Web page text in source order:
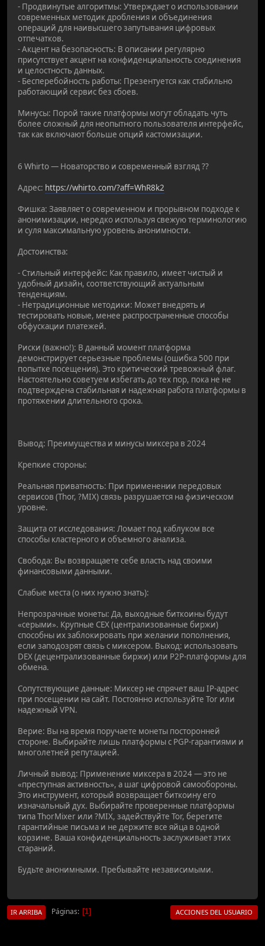
- Продвинутые алгоритмы: Утверждает о использовании
современных методик дробления и объединения
операций для наивысшего запутывания цифровых
отпечатков.
- Акцент на безопасность: В описании регулярно
присутствует акцент на конфиденциальность соединения
и целостность данных.
- Бесперебойность работы: Презентуется как стабильно
работающий сервис без сбоев.
Минусы: Порой такие платформы могут обладать чуть
более сложный для неопытного пользователя интерфейс,
так как включают больше опций кастомизации.
6 Whirto — Новаторство и современный взгляд ??
Адрес: https://whirto.com/?aff=WhR8k2
Фишка: Заявляет о современном и прорывном подходе к
анонимизации, нередко используя свежую терминологию
и суля максимальную уровень анонимности.
Достоинства:
- Стильный интерфейс: Как правило, имеет чистый и
удобный дизайн, соответствующий актуальным
тенденциям.
- Нетрадиционные методики: Может внедрять и
тестировать новые, менее распространенные способы
обфускации платежей.
Риски (важно!): В данный момент платформа
демонстрирует серьезные проблемы (ошибка 500 при
попытке посещения). Это критический тревожный флаг.
Настоятельно советуем избегать до тех пор, пока не не
подтверждена стабильная и надежная работа платформы в
протяжении длительного срока.
Вывод: Преимущества и минусы миксера в 2024
Крепкие стороны:
Реальная приватность: При применении передовых
сервисов (Thor, ?MIX) связь разрушается на физическом
уровне.
Защита от исследования: Ломает под каблуком все
способы кластерного и объемного анализа.
Свобода: Вы возвращаете себе власть над своими
финансовыми данными.
Слабые места (о них нужно знать):
Непрозрачные монеты: Да, выходные биткоины будут
«серыми». Крупные CEX (централизованные биржи)
способны их заблокировать при желании пополнения,
если заподозрят связь с миксером. Выход: использовать
DEX (децентрализованные биржи) или P2P-платформы для
обмена.
Сопутствующие данные: Миксер не спрячет ваш IP-адрес
при посещении на сайт. Постоянно используйте Tor или
надежный VPN.
Верие: Вы на время поручаете монеты посторонней
стороне. Выбирайте лишь платформы с PGP-гарантиями и
многолетней репутацией.
Личный вывод: Применение миксера в 2024 — это не
«преступная активность», а шаг цифровой самообороны.
Это инструмент, который возвращает биткоину его
изначальный дух. Выбирайте проверенные платформы
типа ThorMixer или ?MIX, задействуйте Tor, берегите
гарантийные письма и не держите все яйца в одной
корзине. Ваша конфиденциальность заслуживает этих
стараний.
Будьте анонимными. Пребывайте независимыми.
IR ARRIBA Páginas 1 ACCIONES DEL USUARIO